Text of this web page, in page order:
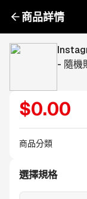
商品詳情
- 隨機
$0.00
商品分類
選擇規格